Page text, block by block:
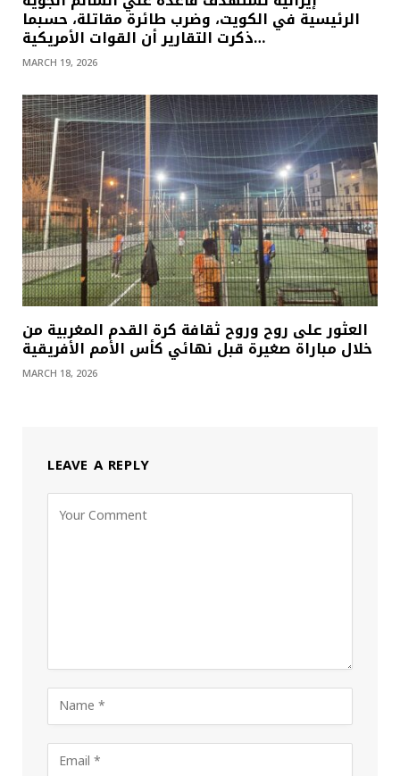
الرئيسية في الكويت، وضرب طائرة مقاتلة، حسبما
ذكرت التقارير أن القوات الأمريكية…
MARCH 19, 2026
العثور على روح وروح ثقافة كرة القدم المغربية من
خلال مباراة صغيرة قبل نهائي كأس الأمم الأفريقية
MARCH 18, 2026
LEAVE A REPLY